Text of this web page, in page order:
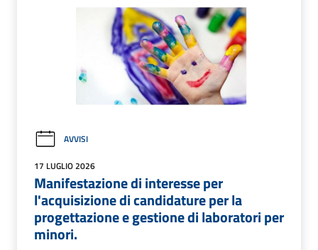
AVVISI
17 LUGLIO 2026
Manifestazione di interesse per
l'acquisizione di candidature per la
progettazione e gestione di laboratori per
minori.